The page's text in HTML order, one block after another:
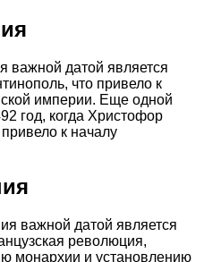
важной датой является
что привело к
империи. Еще одной
год, когда Христофор
к началу
важной датой является
революция,
монархии и установлению